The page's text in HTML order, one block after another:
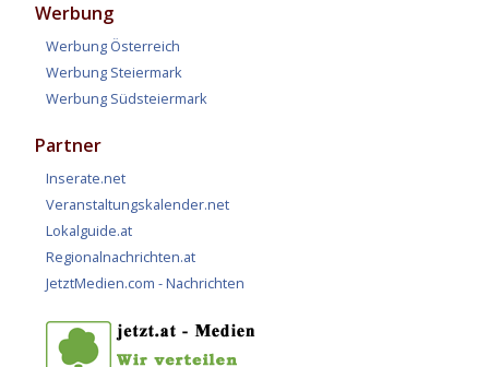
Werbung
Werbung Österreich
Werbung Steiermark
Werbung Südsteiermark
Partner
Inserate.net
Veranstaltungskalender.net
Lokalguide.at
Regionalnachrichten.at
JetztMedien.com - Nachrichten